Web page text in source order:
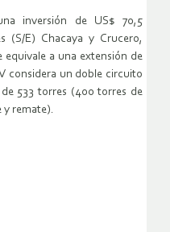
inversión de US$ 70,5
(S/E) Chacaya y Crucero,
a una extensión de
considera un doble circuito
533 torres (400 torres de
y remate).